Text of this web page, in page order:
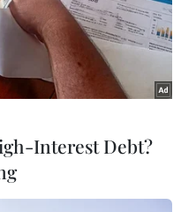
trước khi khai mạc Hội
Hải, ông Elon Musk cho
chóng đạt được
Interest Debt?